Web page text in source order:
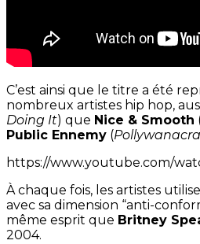
C’est ainsi que le titre a été
nombreux artistes hip hop,
Doing It) que Nice & Smooth
Public Ennemy (
https://www.youtube.com/
À chaque fois, les artistes
avec sa dimension “anti-
même esprit que Britney
2004.